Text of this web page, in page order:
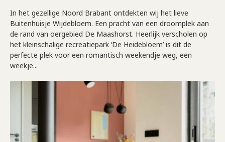
In het gezellige Noord Brabant ontdekten wij het lieve
Buitenhuisje Wijdebloem. Een pracht van een droomplek aan
de rand van oergebied De Maashorst. Heerlijk verscholen op
het kleinschalige recreatiepark ‘De Heidebloem’ is dit de
perfecte plek voor een romantisch weekendje weg, een
weekje...